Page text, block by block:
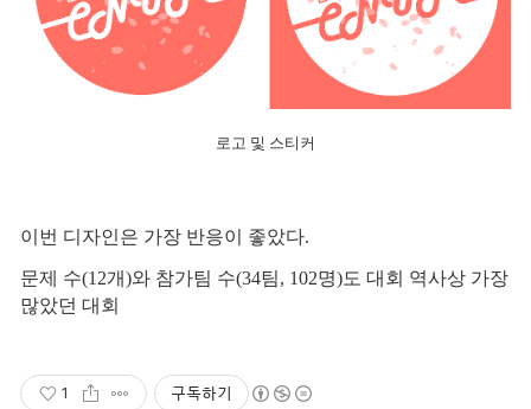
로고 및 스티커
이번 디자인은 가장 반응이 좋았다.
문제 수(12개)와 참가팀 수(34팀, 102명)도 대회 역사상 가장
많았던 대회
1 구독하기